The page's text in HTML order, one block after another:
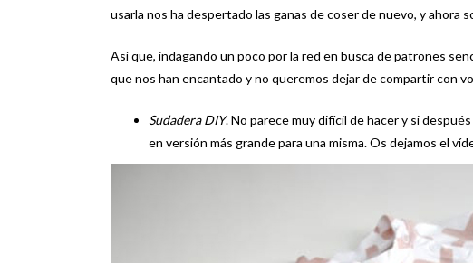
usarla nos ha despertado las ganas de coser de nuevo, y ahora
Así que, indagando un poco por la red en busca de patrones
que nos han encantado y no queremos dejar de compartir con
Sudadera DIY. No parece muy difícil de hacer y si
en versión más grande para una misma. Os dejamos el